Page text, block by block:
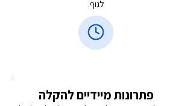
לגוף.
פתרונות מיידיים להקלה